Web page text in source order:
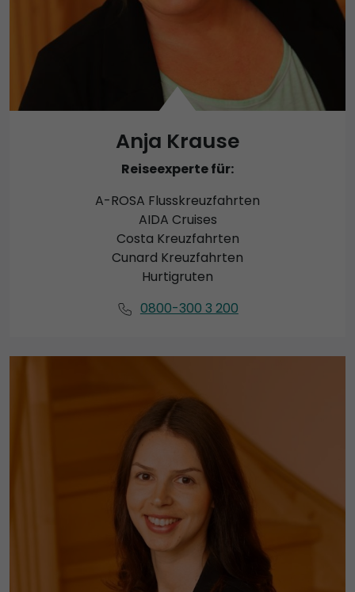
Anja Krause
Reiseexperte für:
A-ROSA Flusskreuzfahrten
AIDA Cruises
Costa Kreuzfahrten
Cunard Kreuzfahrten
Hurtigruten
0800-300 3 200